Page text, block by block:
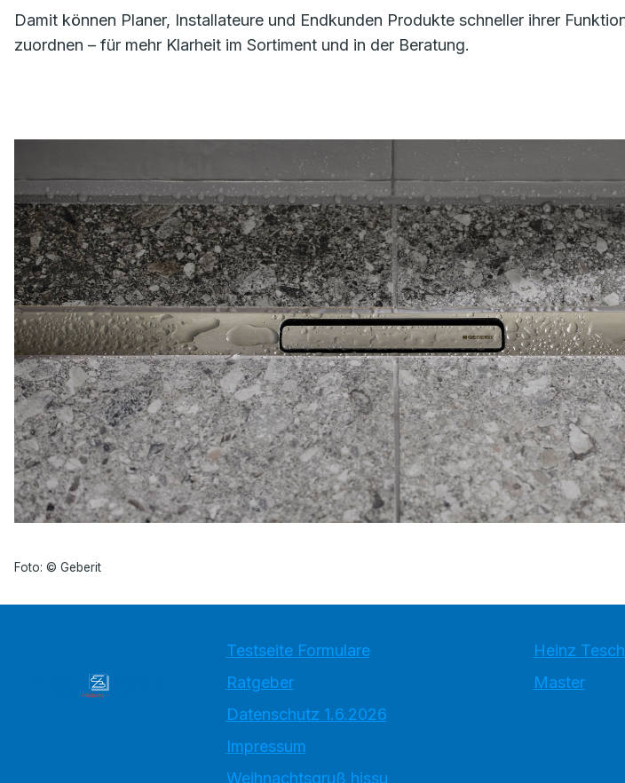
Damit können Planer, Installateure und Endkunden Produkte schneller ihrer
zuordnen – für mehr Klarheit im Sortiment und in der Beratung.
Foto: © Geberit
Testseite Formulare
Ratgeber
Datenschutz 1.6.2026
Impressum
Weihnachtsgruß hissu
Heinz
Master